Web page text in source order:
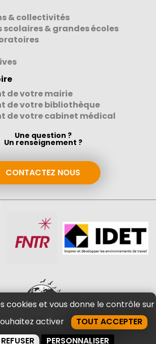
& collectivités
& grandes écoles
de votre mairie
de votre bibliothèque
de votre cabinet médical
Une question ?
Un renseignement ?
CONTACTEZ NOUS
cookies et vous donne le contrôle sur
activer
TOUT ACCEPTER
PERSONNALISER